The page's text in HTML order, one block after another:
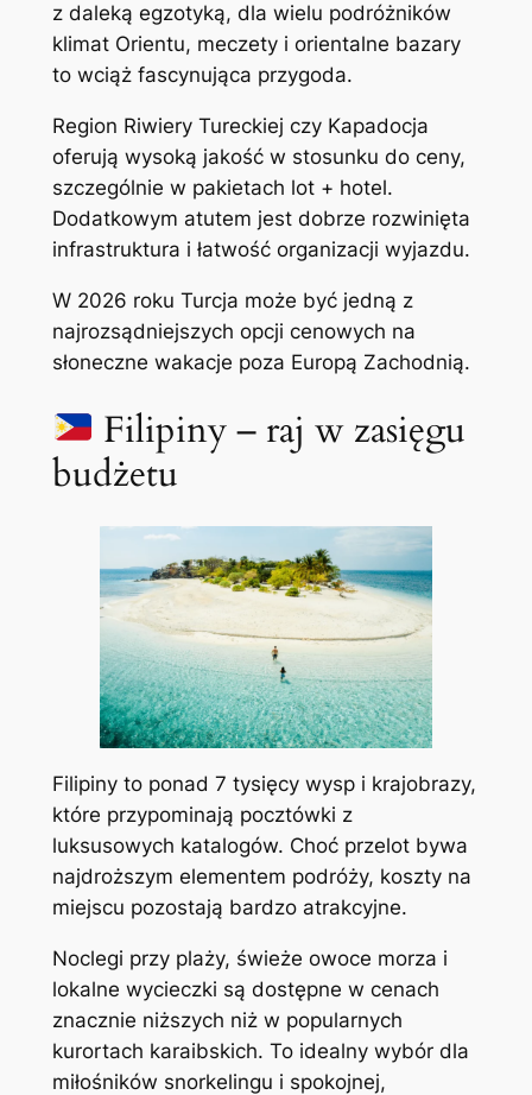
z daleką egzotyką, dla wielu podróżników
klimat Orientu, meczety i orientalne bazary
to wciąż fascynująca przygoda.
Region Riwiery Tureckiej czy Kapadocja
oferują wysoką jakość w stosunku do ceny,
szczególnie w pakietach lot + hotel.
Dodatkowym atutem jest dobrze rozwinięta
infrastruktura i łatwość organizacji wyjazdu.
W 2026 roku Turcja może być jedną z
najrozsądniejszych opcji cenowych na
słoneczne wakacje poza Europą Zachodnią.
Filipiny – raj w zasięgu
budżetu
Filipiny to ponad 7 tysięcy wysp i krajobrazy,
które przypominają pocztówki z
luksusowych katalogów. Choć przelot bywa
najdroższym elementem podróży, koszty na
miejscu pozostają bardzo atrakcyjne.
Noclegi przy plaży, świeże owoce morza i
lokalne wycieczki są dostępne w cenach
znacznie niższych niż w popularnych
kurortach karaibskich. To idealny wybór dla
miłośników snorkelingu i spokojnej,